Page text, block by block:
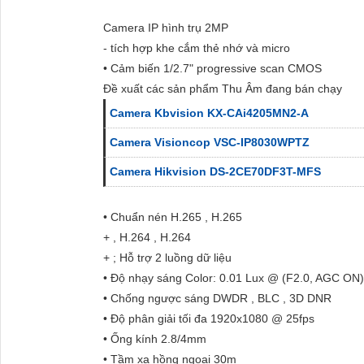
Camera IP hình trụ 2MP
- tích hợp khe cắm thẻ nhớ và micro
• Cảm biến 1/2.7" progressive scan CMOS
Đề xuất các sản phẩm Thu Âm đang bán chạy
Camera Kbvision KX-CAi4205MN2-A
Camera Visioncop VSC-IP8030WPTZ
Camera Hikvision DS-2CE70DF3T-MFS
• Chuẩn nén H.265 , H.265
+ , H.264 , H.264
+ ; Hỗ trợ 2 luồng dữ liệu
• Độ nhạy sáng Color: 0.01 Lux @ (F2.0, AGC ON)
• Chống ngược sáng DWDR , BLC , 3D DNR
• Độ phân giải tối đa 1920x1080 @ 25fps
• Ống kính 2.8/4mm
• Tầm xa hồng ngoại 30m